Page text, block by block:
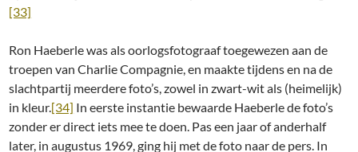
[33]
Ron Haeberle was als oorlogsfotograaf toegewezen aan de
troepen van Charlie Compagnie, en maakte tijdens en na de
slachtpartij meerdere foto’s, zowel in zwart-wit als (heimelijk)
in kleur.[34] In eerste instantie bewaarde Haeberle de foto’s
zonder er direct iets mee te doen. Pas een jaar of anderhalf
later, in augustus 1969, ging hij met de foto naar de pers. In